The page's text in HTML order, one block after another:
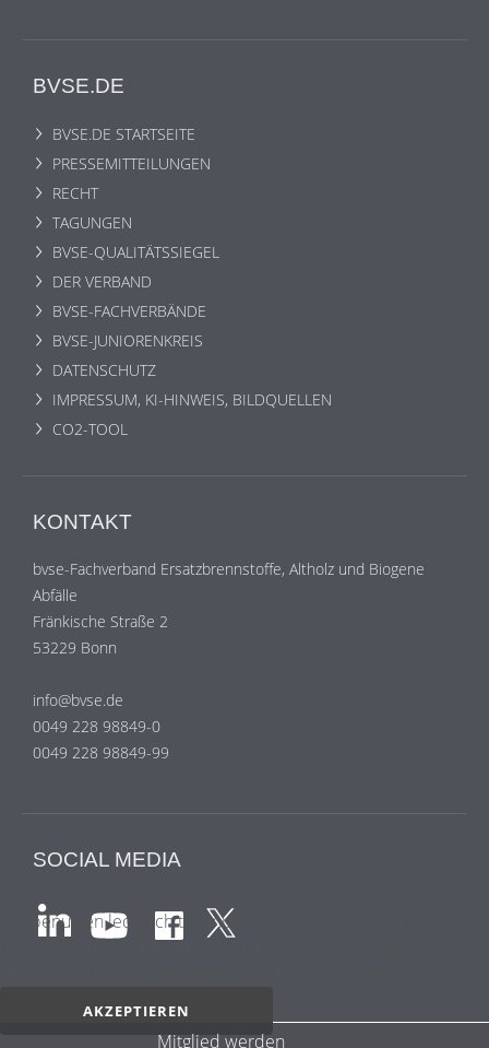
BVSE.DE
BVSE.DE STARTSEITE
PRESSEMITTEILUNGEN
RECHT
TAGUNGEN
BVSE-QUALITÄTSSIEGEL
DER VERBAND
BVSE-FACHVERBÄNDE
BVSE-JUNIORENKREIS
DATENSCHUTZ
IMPRESSUM, KI-HINWEIS, BILDQUELLEN
CO2-TOOL
KONTAKT
bvse-Fachverband Ersatzbrennstoffe, Altholz und Biogene
Abfälle
Fränkische Straße 2
53229 Bonn
info@bvse.de
0049 228 98849-0
0049 228 98849-99
SOCIAL MEDIA
Mitglied werden
Wir benutzen lediglich technisch notwendige Sessioncookies,
das einwandfreie Funktionieren der Internetseite
AKZEPTIEREN